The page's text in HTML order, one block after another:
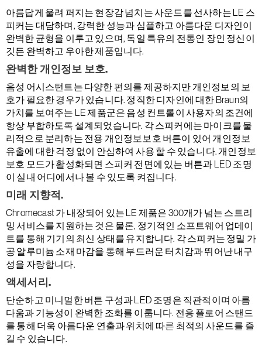
아름답게 울려 퍼지는 현장감 넘치는 사운드를 선사하는 LE 스
피커는 대담하며, 강력한 성능과 심플하고 아름다운 디자인이
완벽한 균형을 이루고 있으며, 독일 특유의 전통인 장인 정신이
깃든 완벽하고 우아한 제품입니다.
완벽한 개인정보 보호.
음성 어시스턴트는 다양한 편의를 제공하지만 개인정보의 보
호가 필요한 경우가 있습니다. 정직한 디자인에 대한 Braun의
가치를 보여주는 LE 제품군은 음성 컨트롤이 사용자의 조건에
항상 부합하도록 설계되었습니다. 각 스피커에는 마이크를 물
리적으로 분리하는 전용 개인정보보호 버튼이 있어 개인정보
유출에 대한 걱정 없이 안심하여 사용 할 수 있습니다. 개인정보
보호 모드가 활성화되면 스피커 전면에 있는 버튼과 LED 조명
이 실내 어디에서나 볼 수 있도록 켜집니다.
미래 지향적.
Chromecast 가 내장되어 있는 LE 제품은 300개가 넘는 스트리
밍 서비스를 지원하는 것은 물론, 정기적인 소프트웨어 업데이
트를 통해 기기의 최신 상태를 유지합니다. 각 스피커는 정밀 가
공 알루미늄 소재 마감을 통해 부드러운 터치감과 뛰어난 내구
성을 자랑합니다.
액세서리.
단순하고 미니멀한 버튼 구성과 LED 조명은 직관적이며 아름
다움과 기능성이 완벽한 조화를 이룹니다. 전용 플로어 스탠드
를 통해 더욱 아름다운 연출과 위치에 따른 최적의 사운드를 즐
길 수 있습니다.